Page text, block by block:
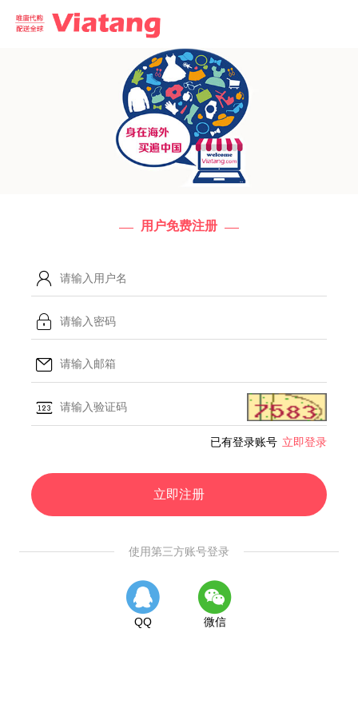
用户免费注册
已有登录账号 立即登录
立即注册
使用第三方账号登录
QQ 微信